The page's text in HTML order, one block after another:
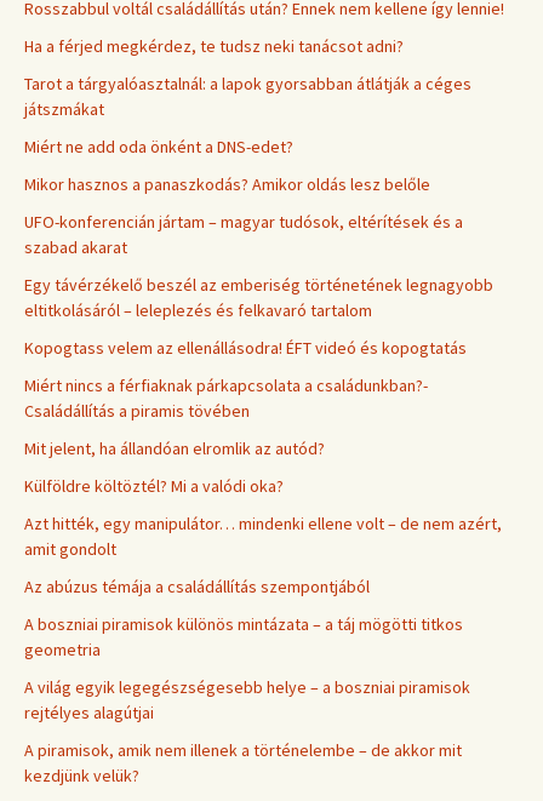
Rosszabbul voltál családállítás után? Ennek nem kellene így lennie!
Ha a férjed megkérdez, te tudsz neki tanácsot adni?
Tarot a tárgyalóasztalnál: a lapok gyorsabban átlátják a céges
játszmákat
Miért ne add oda önként a DNS-edet?
Mikor hasznos a panaszkodás? Amikor oldás lesz belőle
UFO-konferencián jártam – magyar tudósok, eltérítések és a
szabad akarat
Egy távérzékelő beszél az emberiség történetének legnagyobb
eltitkolásáról – leleplezés és felkavaró tartalom
Kopogtass velem az ellenállásodra! ÉFT videó és kopogtatás
Miért nincs a férfiaknak párkapcsolata a családunkban?-
Családállítás a piramis tövében
Mit jelent, ha állandóan elromlik az autód?
Külföldre költöztél? Mi a valódi oka?
Azt hitték, egy manipulátor… mindenki ellene volt – de nem azért,
amit gondolt
Az abúzus témája a családállítás szempontjából
A boszniai piramisok különös mintázata – a táj mögötti titkos
geometria
A világ egyik legegészségesebb helye – a boszniai piramisok
rejtélyes alagútjai
A piramisok, amik nem illenek a történelembe – de akkor mit
kezdjünk velük?